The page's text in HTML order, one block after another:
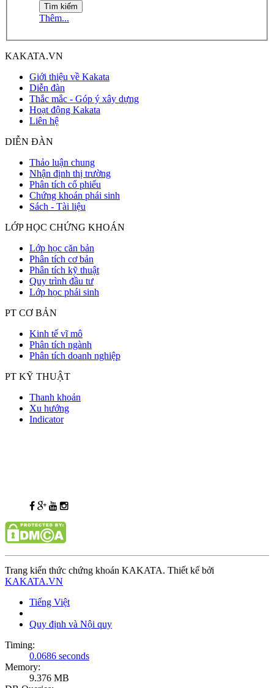
Thêm...
KAKATA.VN
Giới thiệu về Kakata
Diễn đàn
Thắc mắc - Góp ý xây dựng
Hoạt động Kakata
Liên hệ
DIỄN ĐÀN
Thảo luận chung
Nhận định thị trường
Phân tích cổ phiếu
Chứng khoán phái sinh
Sách - Tài liệu
LỚP HỌC CHỨNG KHOÁN
Lớp học căn bản
Phân tích cơ bản
Phân tích kỹ thuật
Quy trình đầu tư
Lớp học phái sinh
PT CƠ BẢN
Kinh tế vĩ mô
Phân tích ngành
Phân tích doanh nghiệp
PT KỸ THUẬT
Thanh khoản
Xu hướng
Indicator
Trang kiến thức chứng khoán KAKATA. Thiết kế bởi
KAKATA.VN
Tiếng Việt
Quy định và Nội quy
Timing:
0.0686 seconds
Memory:
9.376 MB